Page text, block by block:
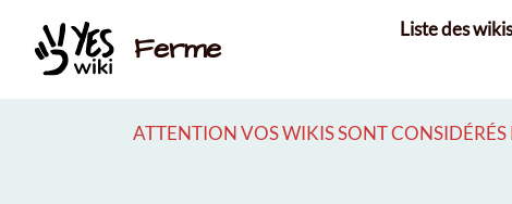
Aller au contenu principal
Ferme
Liste des
ATTENTION VOS WIKIS SONT CONSIDÉRÉS